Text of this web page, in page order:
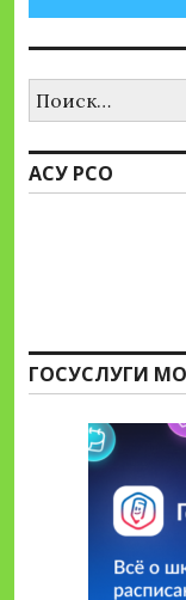
АСУ РСО
ГОСУСЛУГИ